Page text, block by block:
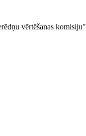
vērtēšanas komisiju"